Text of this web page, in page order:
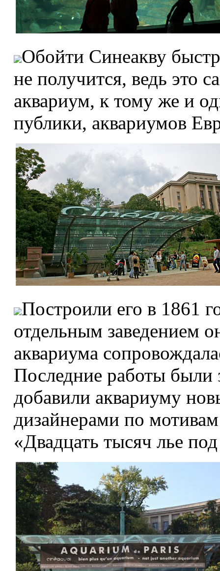
Обойти Синеакву
не получится, ведь это
аквариум, к тому же и
публики, аквариумов
Построили его в 1861
отдельным заведением
аквариума
Последние работы были
добавили аквариуму
дизайнерами по
«Двадцать тысяч лье